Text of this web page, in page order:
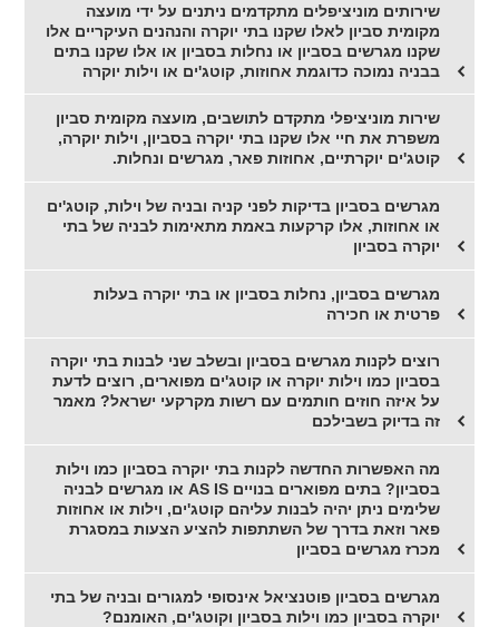
שירותים מוניציפלים מתקדמים ניתנים על ידי מועצה
מקומית סביון לאלו שקנו בתי יוקרה והנהנים העיקריים אלו
שקנו מגרשים בסביון או נחלות בסביון או אלו שקנו בתים
בבניה נמוכה כדוגמת אחוזות, קוטג'ים או וילות יוקרה
שירות מוניציפלי מתקדם לתושבים, מועצה מקומית סביון
משפרת את חיי אלו שקנו בתי יוקרה בסביון, וילות יוקרה,
קוטג'ים יוקרתיים, אחוזות פאר, מגרשים ונחלות.
מגרשים בסביון בדיקות לפני קניה ובניה של וילות, קוטג'ים
או אחוזות, אלו קרקעות באמת מתאימות לבניה של בתי
יוקרה בסביון
מגרשים בסביון, נחלות בסביון או בתי יוקרה בעלות
פרטית או חכירה
רוצים לקנות מגרשים בסביון ובשלב שני לבנות בתי יוקרה
בסביון כמו וילות יוקרה או קוטג'ים מפוארים, רוצים לדעת
על איזה חוזים חותמים עם רשות מקרקעי ישראל? מאמר
זה בדיוק בשבילכם
מה האפשרות החדשה לקנות בתי יוקרה בסביון כמו וילות
בסביון? בתים מפוארים בנויים AS IS או מגרשים לבניה
שלימים ניתן יהיה לבנות עליהם קוטג'ים, וילות או אחוזות
פאר וזאת בדרך של השתתפות להציע הצעות במסגרת
מכרז מגרשים בסביון
מגרשים בסביון פוטנציאל אינסופי למגורים ובניה של בתי
יוקרה בסביון כמו וילות בסביון וקוטג'ים, האומנם?